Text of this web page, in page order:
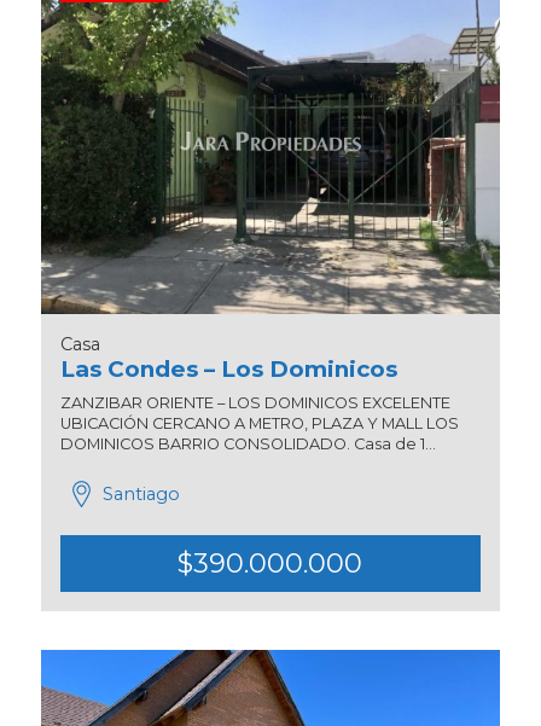
Casa
Las Condes – Los Dominicos
ZANZIBAR ORIENTE – LOS DOMINICOS EXCELENTE
UBICACIÓN CERCANO A METRO, PLAZA Y MALL LOS
DOMINICOS BARRIO CONSOLIDADO. Casa de 1...
Santiago
$390.000.000